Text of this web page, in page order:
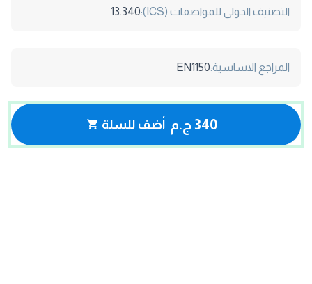
التصنيف الدولى للمواصفات (ICS): 13.340
المراجع الاساسية:EN1150
340 ج.م أضف للسلة